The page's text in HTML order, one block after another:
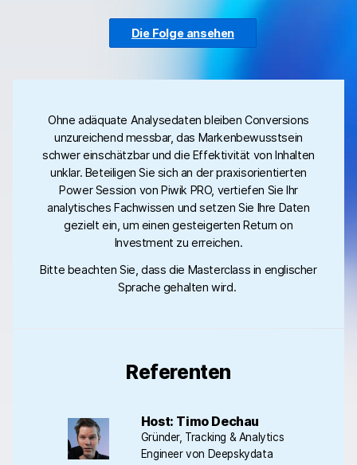
Die Folge ansehen
Ohne adäquate Analysedaten bleiben Conversions
unzureichend messbar, das Markenbewusstsein
schwer einschätzbar und die Effektivität von Inhalten
unklar. Beteiligen Sie sich an der praxisorientierten
Power Session von Piwik PRO, vertiefen Sie Ihr
analytisches Fachwissen und setzen Sie Ihre Daten
gezielt ein, um einen gesteigerten Return on
Investment zu erreichen.
Bitte beachten Sie, dass die Masterclass in englischer
Sprache gehalten wird.
Referenten
Host: Timo Dechau
Gründer, Tracking & Analytics
Engineer von Deepskydata